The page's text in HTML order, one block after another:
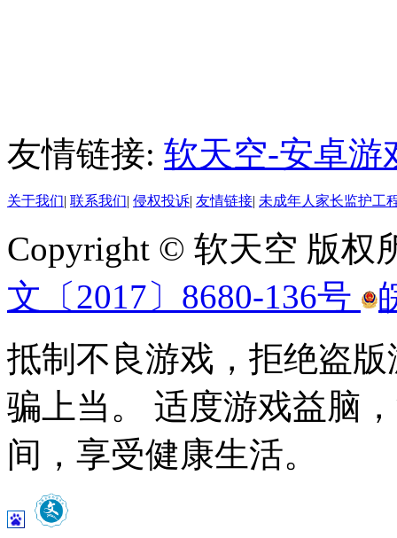
友情链接: 软天空-安卓游
关于我们| 联系我们| 侵权投诉| 友情链接| 未成年人家长监护工
Copyright © 软天空 版权
文〔2017〕8680-136号
抵制不良游戏，拒绝盗
骗上当。 适度游戏益脑
间，享受健康生活。